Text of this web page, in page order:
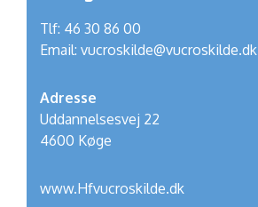
Tlf: 46 30 86 00
Email: vucroskilde@vucroskilde.dk
Adresse
Uddannelsesvej 22
4600 Køge
www.Hfvucroskilde.dk